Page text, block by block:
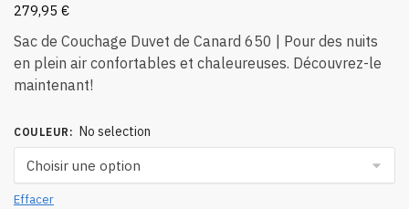
279,95 €
Sac de Couchage Duvet de Canard 650 | Pour des nuits
en plein air confortables et chaleureuses. Découvrez-le
maintenant!
COULEUR : No selection
Effacer